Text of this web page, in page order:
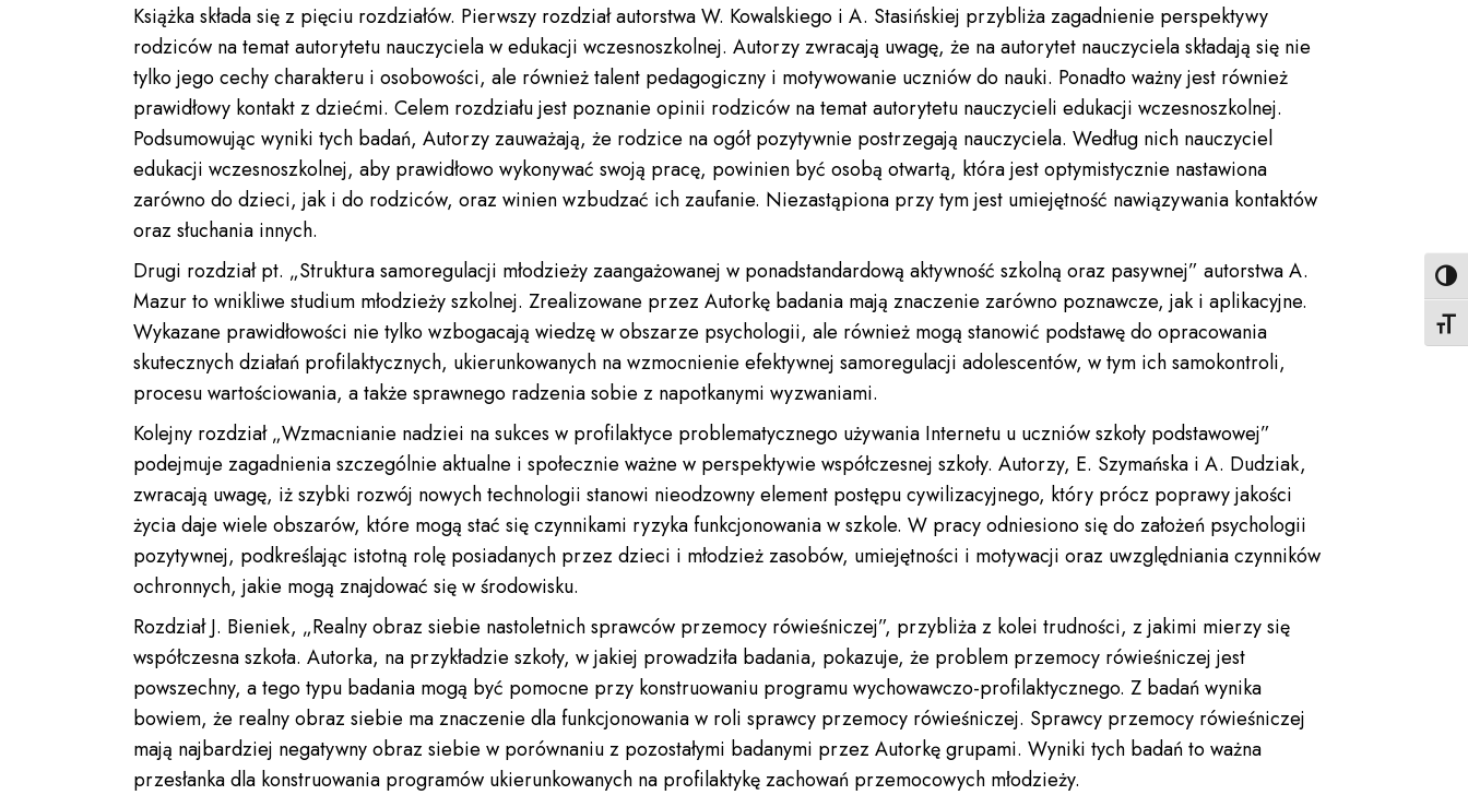
Książka składa się z pięciu rozdziałów. Pierwszy rozdział autorstwa W. Kowalskiego i A. Stasińskiej przybliża zagadnienie perspektywy
rodziców na temat autorytetu nauczyciela w edukacji wczesnoszkolnej. Autorzy zwracają uwagę, że na autorytet nauczyciela składają się nie
tylko jego cechy charakteru i osobowości, ale również talent pedagogiczny i motywowanie uczniów do nauki. Ponadto ważny jest również
prawidłowy kontakt z dziećmi. Celem rozdziału jest poznanie opinii rodziców na temat autorytetu nauczycieli edukacji wczesnoszkolnej.
Podsumowując wyniki tych badań, Autorzy zauważają, że rodzice na ogół pozytywnie postrzegają nauczyciela. Według nich nauczyciel
edukacji wczesnoszkolnej, aby prawidłowo wykonywać swoją pracę, powinien być osobą otwartą, która jest optymistycznie nastawiona
zarówno do dzieci, jak i do rodziców, oraz winien wzbudzać ich zaufanie. Niezastąpiona przy tym jest umiejętność nawiązywania kontaktów
oraz słuchania innych.
Drugi rozdział pt. „Struktura samoregulacji młodzieży zaangażowanej w ponadstandardową aktywność szkolną oraz pasywnej” autorstwa A.
Mazur to wnikliwe studium młodzieży szkolnej. Zrealizowane przez Autorkę badania mają znaczenie zarówno poznawcze, jak i aplikacyjne.
Wykazane prawidłowości nie tylko wzbogacają wiedzę w obszarze psychologii, ale również mogą stanowić podstawę do opracowania
skutecznych działań profilaktycznych, ukierunkowanych na wzmocnienie efektywnej samoregulacji adolescentów, w tym ich samokontroli,
procesu wartościowania, a także sprawnego radzenia sobie z napotkanymi wyzwaniami.
Kolejny rozdział „Wzmacnianie nadziei na sukces w profilaktyce problematycznego używania Internetu u uczniów szkoły podstawowej”
podejmuje zagadnienia szczególnie aktualne i społecznie ważne w perspektywie współczesnej szkoły. Autorzy, E. Szymańska i A. Dudziak,
zwracają uwagę, iż szybki rozwój nowych technologii stanowi nieodzowny element postępu cywilizacyjnego, który prócz poprawy jakości
życia daje wiele obszarów, które mogą stać się czynnikami ryzyka funkcjonowania w szkole. W pracy odniesiono się do założeń psychologii
pozytywnej, podkreślając istotną rolę posiadanych przez dzieci i młodzież zasobów, umiejętności i motywacji oraz uwzględniania czynników
ochronnych, jakie mogą znajdować się w środowisku.
Rozdział J. Bieniek, „Realny obraz siebie nastoletnich sprawców przemocy rówieśniczej”, przybliża z kolei trudności, z jakimi mierzy się
współczesna szkoła. Autorka, na przykładzie szkoły, w jakiej prowadziła badania, pokazuje, że problem przemocy rówieśniczej jest
powszechny, a tego typu badania mogą być pomocne przy konstruowaniu programu wychowawczo-profilaktycznego. Z badań wynika
bowiem, że realny obraz siebie ma znaczenie dla funkcjonowania w roli sprawcy przemocy rówieśniczej. Sprawcy przemocy rówieśniczej
mają najbardziej negatywny obraz siebie w porównaniu z pozostałymi badanymi przez Autorkę grupami. Wyniki tych badań to ważna
przesłanka dla konstruowania programów ukierunkowanych na profilaktykę zachowań przemocowych młodzieży.